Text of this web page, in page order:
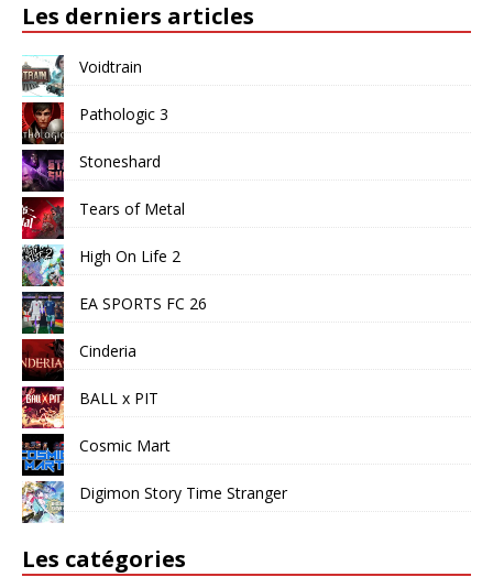
Les derniers articles
Voidtrain
Pathologic 3
Stoneshard
Tears of Metal
High On Life 2
EA SPORTS FC 26
Cinderia
BALL x PIT
Cosmic Mart
Digimon Story Time Stranger
Les catégories